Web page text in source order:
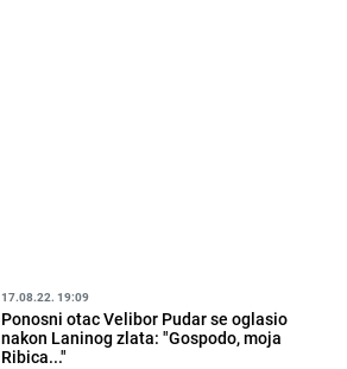
17.08.22. 19:09
Ponosni otac Velibor Pudar se oglasio
nakon Laninog zlata: "Gospodo, moja
Ribica..."